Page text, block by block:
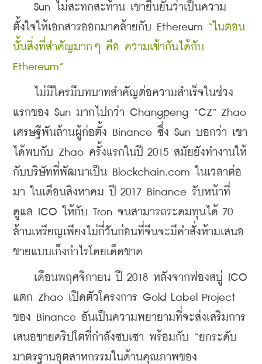
Sun ไม่สะทกสะท้าน เขายืนยันว่าเป็นความ
ตั้งใจให้เอกสารออกมาคล้ายกับ Ethereum “ในตอน
นั้นสิ่งที่สำคัญมากๆ คือ ความเข้ากันได้กับ
Ethereum”
ไม่มีใครมีบทบาทสำคัญต่อความสำเร็จในช่วง
แรกของ Sun มากไปกว่า Changpeng “CZ” Zhao
เศรษฐีพันล้านผู้ก่อตั้ง Binance ซึ่ง Sun บอกว่า เขา
ได้พบกับ Zhao ครั้งแรกในปี 2015 สมัยยังทำงานให้
กับบริษัทที่พัฒนาเป็น Blockchain.com ในเวลาต่อ
มา ในเดือนสิงหาคม ปี 2017 Binance รับหน้าที่
ดูแล ICO ให้กับ Tron จนสามารถระดมทุนได้ 70
ล้านเหรียญเพียงไม่กี่วันก่อนที่จีนจะมีคำสั่งห้ามเสนอ
ขายแบบเก็งกำไรโดยเด็ดขาด
เดือนพฤศจิกายน ปี 2018 หลังจากฟองสบู่ ICO
แตก Zhao เปิดตัวโครงการ Gold Label Project
ของ Binance อันเป็นความพยายามที่จะส่งเสริมการ
เสนอขายคริปโตที่กำลังซบเซา พร้อมกับ “ยกระดับ
มาตรฐานอุตสาหกรรมในด้านคุณภาพของ